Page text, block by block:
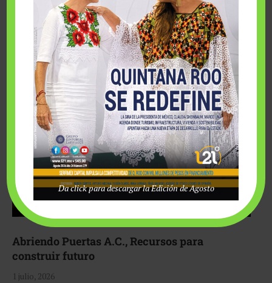
Fairmont Mayakoba y Make-A-Wish México unieron
esfuerzos para hacer realidad el deseo de una …
Abriendo Puertas A.C., Recursos para
construir futuro
1 julio, 2026
Da click para descargar la Edición de Agosto